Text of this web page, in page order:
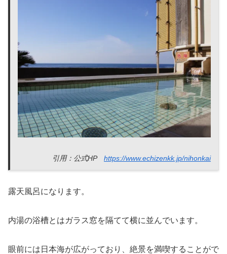
引用：公式HP https://www.echizenkk.jp/nihonkai
露天風呂になります。
内湯の浴槽とはガラス窓を隔てて横に並んでいます。
眼前には日本海が広がっており、絶景を満喫することがで